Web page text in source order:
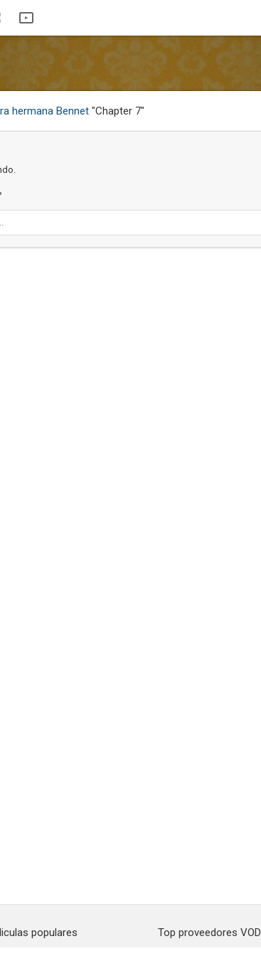
hermana Bennet "Chapter 7"
populares
Top proveedores VOD